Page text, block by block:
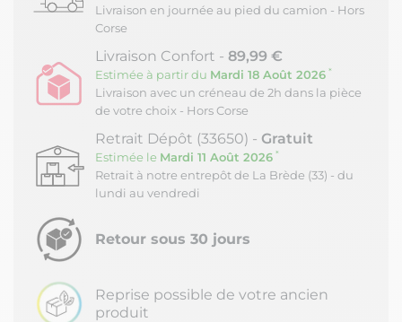
Livraison en journée au pied du camion - Hors
Corse
Livraison Confort - 89,99 €
Estimée à partir du Mardi 18 Août 2026 *
Livraison avec un créneau de 2h dans la pièce
de votre choix - Hors Corse
Retrait Dépôt (33650) - Gratuit
Estimée le Mardi 11 Août 2026 *
Retrait à notre entrepôt de La Brède (33) - du
lundi au vendredi
Retour sous 30 jours
Reprise possible de votre ancien
produit